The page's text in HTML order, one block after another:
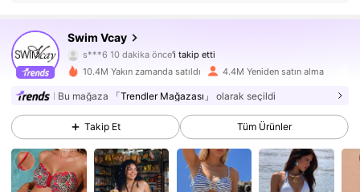
Swim Vcay
s***6 10 dakika önce
k***9 göz atıyor
4,83
598K Takipçiler
4,83 598K Takipçiler
4,83 598K Takipçiler
10.4M Yakın zamanda satıldı 4.4M Yeniden satın alma
Bu mağaza 「Trendler Mağazası」 olarak seçildi
Takip Et Tüm Ürünler